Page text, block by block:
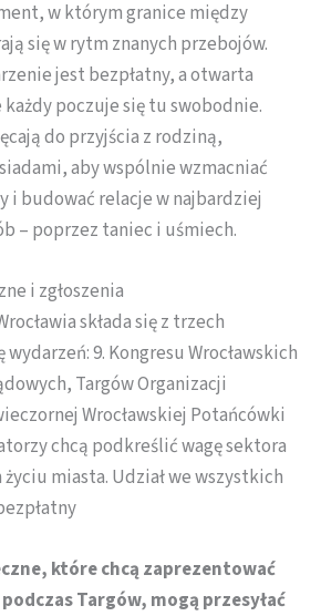
w którym granice między
się w rytm znanych przebojów.
jest bezpłatny, a otwarta
każdy poczuje się tu swobodnie.
do przyjścia z rodziną,
aby wspólnie wzmacniać
i budować relacje w najbardziej
– poprzez taniec i uśmiech.
i zgłoszenia
składa się z trzech
9. Kongresu Wrocławskich
Targów Organizacji
Wrocławskiej Potańcówki
chcą podkreślić wagę sektora
miasta. Udział we wszystkich
które chcą zaprezentować
Targów, mogą przesyłać